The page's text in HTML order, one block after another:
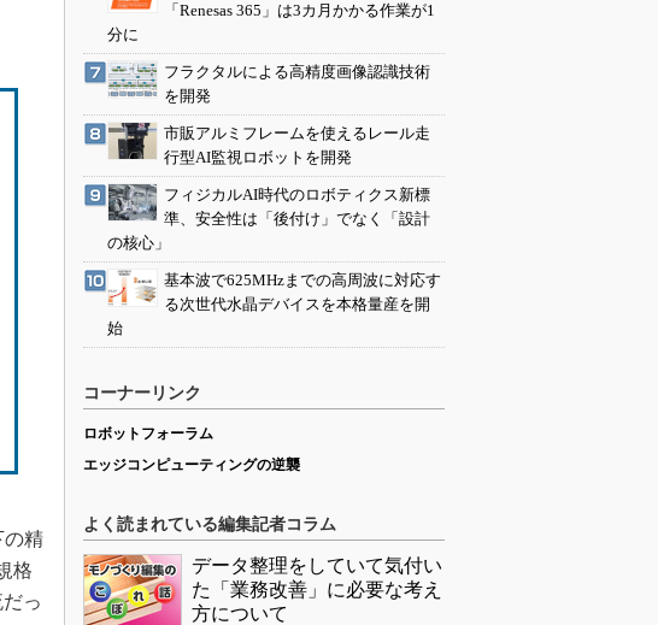
の精
格
っ
「Renesas 365」は3カ月かかる作業が1
分に
フラクタルによる高精度画像認識技術
を開発
市販アルミフレームを使えるレール走
行型AI監視ロボットを開発
フィジカルAI時代のロボティクス新標
準、安全性は「後付け」でなく「設計
の核心」
基本波で625MHzまでの高周波に対応す
る次世代水晶デバイスを本格量産を開
始
コーナーリンク
ロボットフォーラム
エッジコンピューティングの逆襲
よく読まれている編集記者コラム
データ整理をしていて気付い
た「業務改善」に必要な考え
方について